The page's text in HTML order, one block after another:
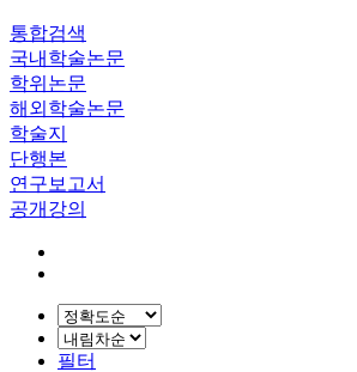
통합검색
국내학술논문
학위논문
해외학술논문
학술지
단행본
연구보고서
공개강의
필터